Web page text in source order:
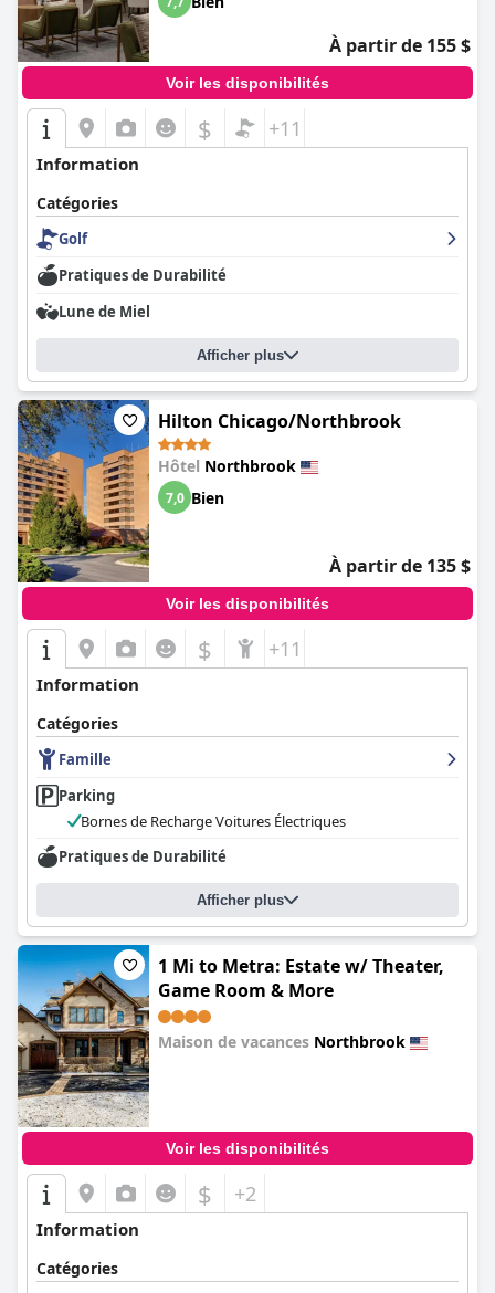
À partir de 155 $
Voir les disponibilités
$ +11
Information
Catégories
Golf
Pratiques de Durabilité
Lune de Miel
Afficher plus
Hilton Chicago/Northbrook
Hôtel Northbrook
7,0 Bien
À partir de 135 $
Voir les disponibilités
$ +11
Information
Catégories
Famille
Parking
Bornes de Recharge Voitures Électriques
Pratiques de Durabilité
Afficher plus
1 Mi to Metra: Estate w/ Theater,
Game Room & More
Maison de vacances Northbrook
Voir les disponibilités
$ +2
Information
Catégories